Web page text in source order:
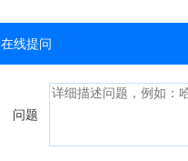
在线提问
问题